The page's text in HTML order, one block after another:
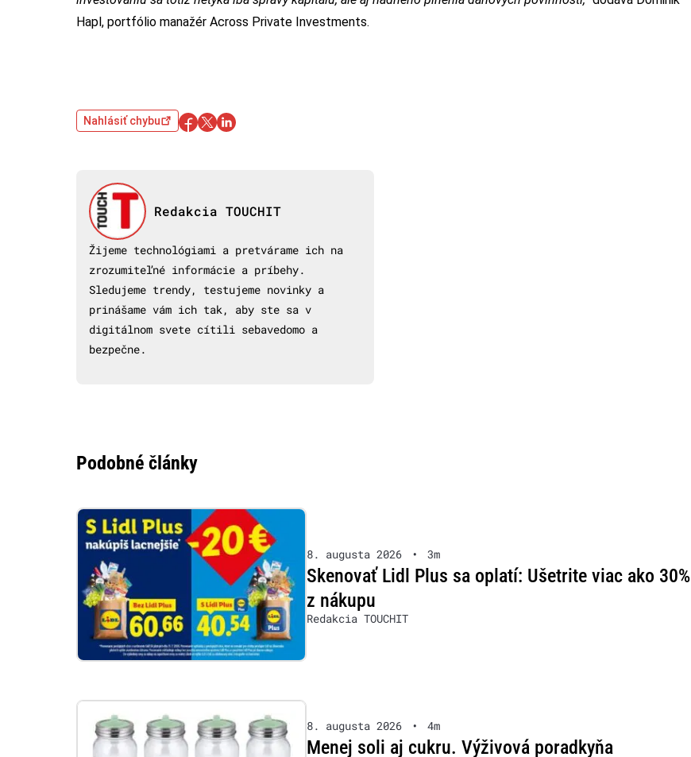
Hapl, portfólio manažér Across Private Investments.
Nahlásiť chybu
Redakcia TOUCHIT
Žijeme technológiami a pretvárame ich na
zrozumiteľné informácie a príbehy.
Sledujeme trendy, testujeme novinky a
prinášame vám ich tak, aby ste sa v
digitálnom svete cítili sebavedomo a
bezpečne.
Podobné články
8. augusta 2026 • 3m
Skenovať Lidl Plus sa oplatí: Ušetrite viac ako 30%
z nákupu
Redakcia TOUCHIT
8. augusta 2026 • 4m
Menej soli aj cukru. Výživová poradkyňa